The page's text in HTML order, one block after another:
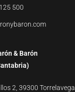
500
& Barón
2, 39300 Torrelavega